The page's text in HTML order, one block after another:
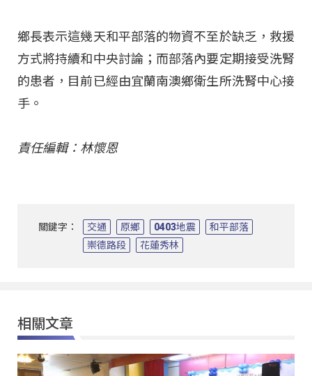
鄉長表示這幾天和平部落的物資不至於缺乏，救援
方式將持續和中央討論；而部落內要定期接受洗腎
的患者，目前已經由宜蘭南澳鄉衛生所洗腎中心接
手。
責任編輯：林懷恩
關鍵字： 交通 原鄉 0403地震
和平部落
崇德路段
花蓮秀林
相關文章